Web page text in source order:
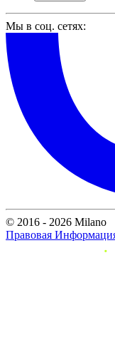
Мы в соц. сетях:
© 2016 - 2026 Milano
Правовая